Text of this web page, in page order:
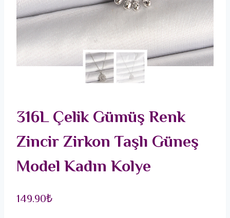
316L Çelik Gümüş Renk
Zincir Zirkon Taşlı Güneş
Model Kadın Kolye
149.90₺